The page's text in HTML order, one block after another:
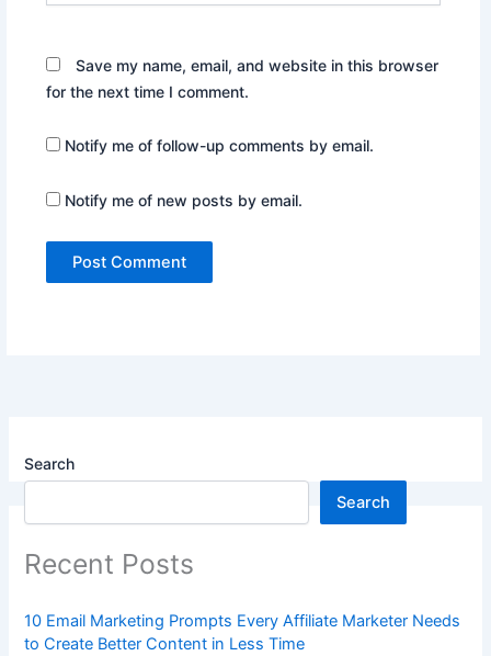
Save my name, email, and website in this browser
for the next time I comment.
Notify me of follow-up comments by email.
Notify me of new posts by email.
Search
Search
Recent Posts
10 Email Marketing Prompts Every Affiliate Marketer Needs
to Create Better Content in Less Time